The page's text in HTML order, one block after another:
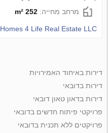
מרחב מחייה:252 m²
Homes 4 Life Real Estate LLC
דירות באיחוד האמירויות
דירות בדובאי
דירות בדאון טאון דובאי
פרויקטי פיתוח חדשים בדובאי
פרויקטים ללא תכנית בדובאי